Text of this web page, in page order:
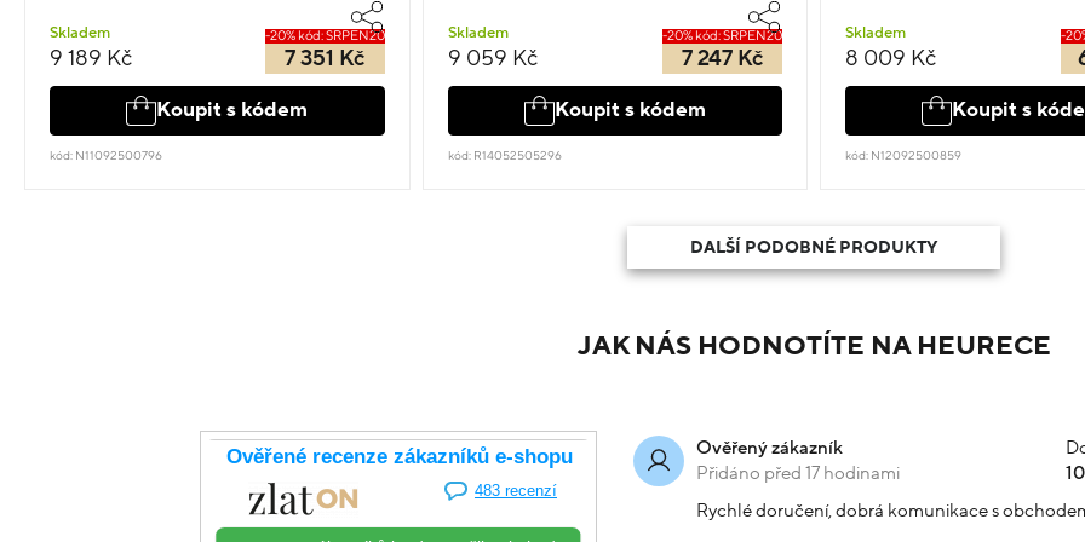
Skladem
9 189 Kč
-20% kód: SRPEN20
7 351 Kč
Koupit s kódem
kód: N11092500796
Skladem
9 059 Kč
-20% kód: SRPEN20
7 247 Kč
Koupit s kódem
kód: R14052505296
Skladem
8 009 Kč
-
Koupit s
kód: N12092500859
DALŠÍ PODOBNÉ PRODUKTY
JAK NÁS HODNOTÍTE NA HEURECE
Ověřený zákazník
Přidáno před 17 hodinami
Rychlé doručení, dobrá komunikace s